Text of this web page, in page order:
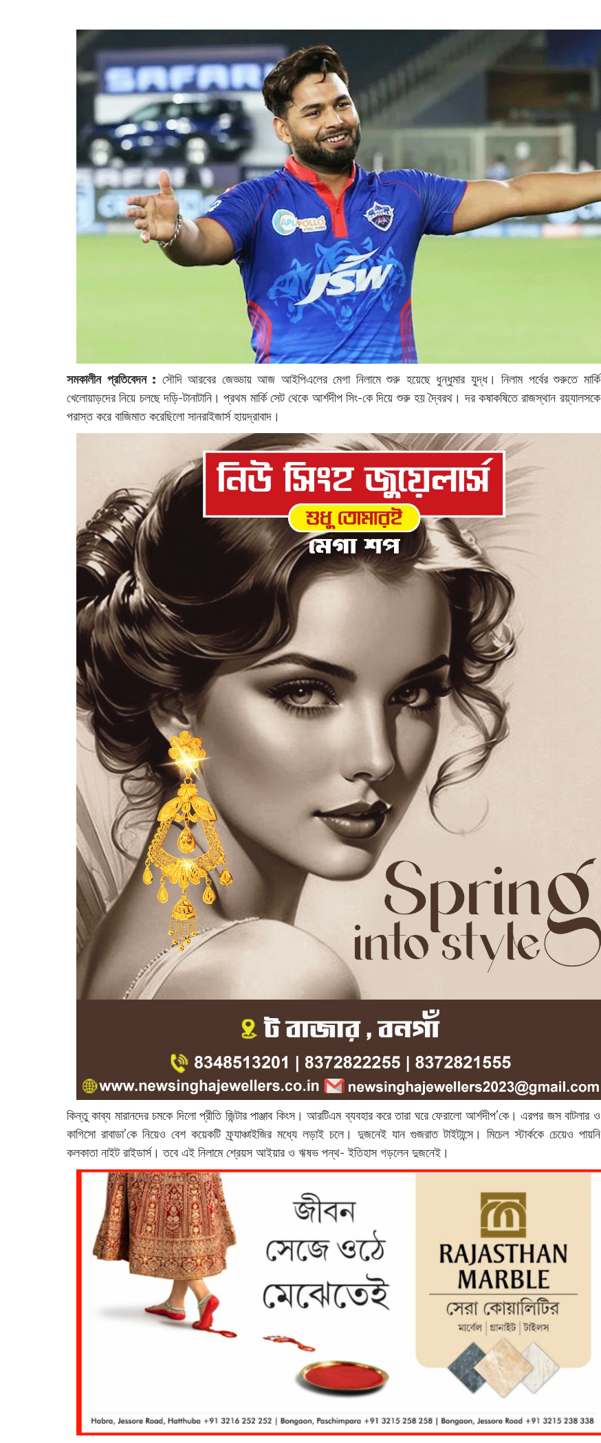
সমকালীন প্রতিবেদন : সৌদি আরবের জেড্ডায় আজ আইপিএলের মেগা নিলামে শুরু হয়েছে ধুন্ধুমার যুদ্ধ। নিলাম পর্বের শুরুতে মার্কি
খেলোয়াড়দের নিয়ে চলছে দড়ি-টানাটানি। প্রথম মার্কি সেট থেকে আর্শদীপ সিং-কে দিয়ে শুরু হয় দ্বৈরথ। দর কষাকষিতে রাজস্থান রয়্যালসকে
পরাস্ত করে বাজিমাত করেছিলো সানরাইজার্স হায়দ্রাবাদ।
কিন্তু কাব্য মারানদের চমকে দিলো প্রীতি জিন্টার পাঞ্জাব কিংস। আরটিএম ব্যবহার করে তারা ঘরে ফেরালো আর্শদীপ’কে। এরপর জস বাটলার ও
কাগিসো রাবাডা’কে নিয়েও বেশ কয়েকটি ফ্র্যাঞ্চাইজির মধ্যে লড়াই চলে। দুজনেই যান গুজরাত টাইটান্সে। মিচেল স্টার্ককে চেয়েও পায়নি
কলকাতা নাইট রাইডার্স। তবে এই নিলামে শ্রেয়স আইয়ার ও ঋষভ পন্থ- ইতিহাস গড়লেন দুজনেই।